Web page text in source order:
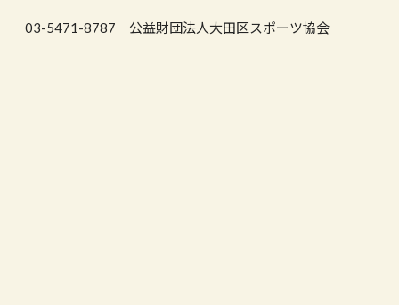
03-5471-8787 公益財団法人大田区スポーツ協会